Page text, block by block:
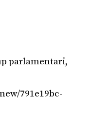
parlamentari,
791e19bc-